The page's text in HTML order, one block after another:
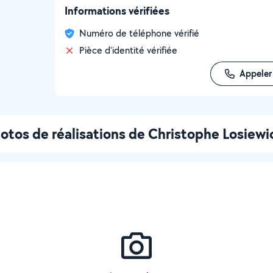
Informations vérifiées
Numéro de téléphone vérifié
Pièce d'identité vérifiée
Appeler
de réalisations de Christophe